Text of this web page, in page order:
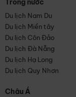
Trong nước
Du lịch Nam Du
Du lịch Miền tây
Du lịch Côn Đảo
Du lịch Đà Nẵng
Du lịch Hạ Long
Du lịch Quy Nhơn
Châu Á